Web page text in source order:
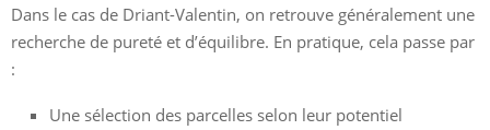
Dans le cas de Driant-Valentin, on retrouve généralement une
recherche de pureté et d’équilibre. En pratique, cela passe par
:
Une sélection des parcelles selon leur potentiel